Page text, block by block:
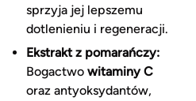
sprzyja jej lepszemu
dotlenieniu i regeneracji.
Ekstrakt z pomarańczy:
Bogactwo witaminy C
oraz antyoksydantów,